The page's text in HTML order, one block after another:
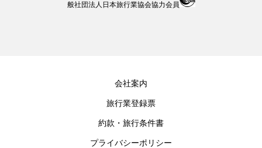
般社団法人日本旅行業協会協力会員
会社案内
旅行業登録票
約款・旅行条件書
プライバシーポリシー